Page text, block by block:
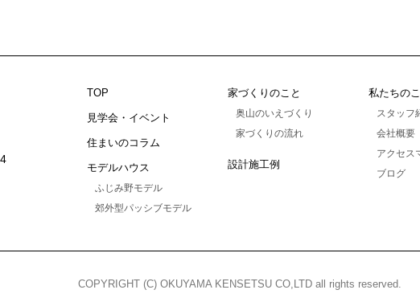
TOP
見学会・イベント
住まいのコラム
モデルハウス
ふじみ野モデル
郊外型パッシブモデル
家づくりのこと
奥山のいえづくり
家づくりの流れ
設計施工例
私たちの
スタッフ
会社概要
アクセス
ブログ
COPYRIGHT (C) OKUYAMA KENSETSU CO,LTD all rights reserved.